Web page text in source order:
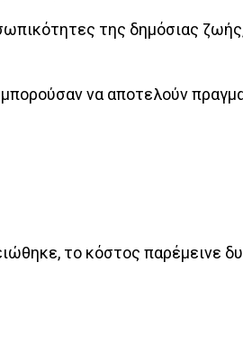
της δημόσιας
να αποτελούν
το κόστος παρέμεινε